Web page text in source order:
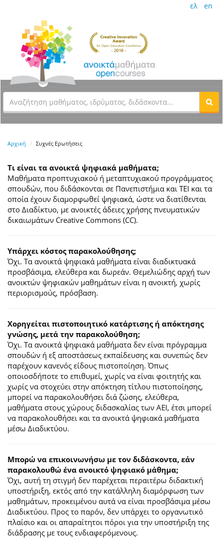
ελ en
Αρχική Συχνές Ερωτήσεις
Τι είναι τα ανοικτά ψηφιακά μαθήματα;
Μαθήματα προπτυχιακού ή μεταπτυχιακού προγράμματος
σπουδών, που διδάσκονται σε Πανεπιστήμια και ΤΕΙ και τα
οποία έχουν διαμορφωθεί ψηφιακά, ώστε να διατίθενται
στο Διαδίκτυο, με ανοικτές άδειες χρήσης πνευματικών
δικαιωμάτων Creative Commons (CC).
Υπάρχει κόστος παρακολούθησης;
Όχι. Τα ανοικτά ψηφιακά μαθήματα είναι διαδικτυακά
προσβάσιμα, ελεύθερα και δωρεάν. Θεμελιώδης αρχή των
ανοικτών ψηφιακών μαθημάτων είναι η ανοικτή, χωρίς
περιορισμούς, πρόσβαση.
Χορηγείται πιστοποιητικό κατάρτισης ή απόκτησης
γνώσης, μετά την παρακολούθηση;
Όχι. Τα ανοικτά ψηφιακά μαθήματα δεν είναι πρόγραμμα
σπουδών ή εξ αποστάσεως εκπαίδευσης και συνεπώς δεν
παρέχουν κανενός είδους πιστοποίηση. Όπως
οποιοσδήποτε το επιθυμεί, χωρίς να είναι φοιτητής και
χωρίς να στοχεύει στην απόκτηση τίτλου πιστοποίησης,
μπορεί να παρακολουθήσει διά ζώσης, ελεύθερα,
μαθήματα στους χώρους διδασκαλίας των ΑΕΙ, έτσι μπορεί
να παρακολουθήσει και τα ανοικτά ψηφιακά μαθήματα
μέσω Διαδικτύου.
Μπορώ να επικοινωνήσω με τον διδάσκοντα, εάν
παρακολουθώ ένα ανοικτό ψηφιακό μάθημα;
Όχι, αυτή τη στιγμή δεν παρέχεται περαιτέρω διδακτική
υποστήριξη, εκτός από την κατάλληλη διαμόρφωση των
μαθημάτων, προκειμένου αυτά να είναι προσβάσιμα μέσω
Διαδικτύου. Προς το παρόν, δεν υπάρχει το οργανωτικό
πλαίσιο και οι απαραίτητοι πόροι για την υποστήριξη της
διάδρασης με τους ενδιαφερόμενους.